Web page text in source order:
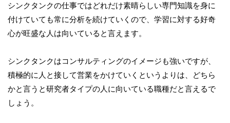
シンクタンクの仕事ではどれだけ素晴らしい専門知識を身に
付けていても常に分析を続けていくので、学習に対する好奇
心が旺盛な人は向いていると言えます。
シンクタンクはコンサルティングのイメージも強いですが、
積極的に人と接して営業をかけていくというよりは、どちら
かと言うと研究者タイプの人に向いている職種だと言えるで
しょう。